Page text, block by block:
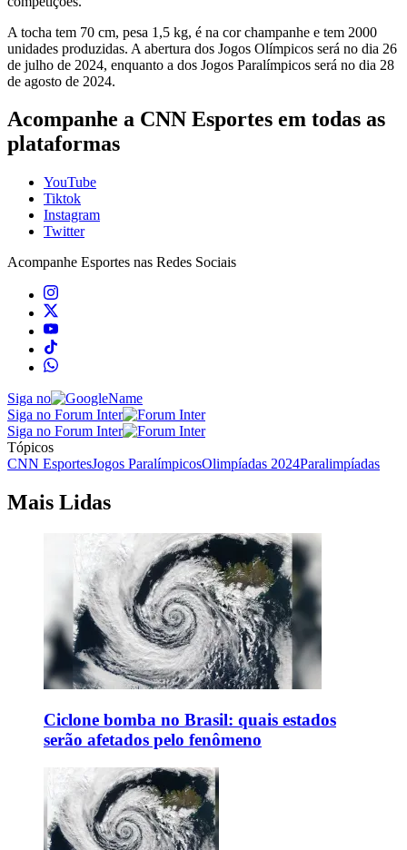
A tocha tem 70 cm, pesa 1,5 kg, é na cor champanhe e tem 2000
unidades produzidas. A abertura dos Jogos Olímpicos será no dia 26
de julho de 2024, enquanto a dos Jogos Paralímpicos será no dia 28
de agosto de 2024.
Acompanhe a CNN Esportes em todas as
plataformas
YouTube
Tiktok
Instagram
Twitter
Acompanhe Esportes nas Redes Sociais
Siga no
Siga no Forum Inter
Siga no Forum Inter
Tópicos
CNN EsportesJogos ParalímpicosOlimpíadas 2024Paralimpíadas
Mais Lidas
Ciclone bomba no Brasil: quais estados
serão afetados pelo fenômeno